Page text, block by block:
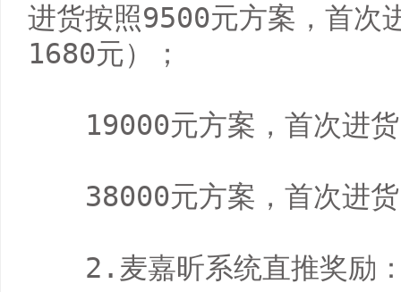
进货按照9500元方案，首
1680元）；
19000元方案，首次进货
38000元方案，首次进货
2.麦嘉昕系统直推奖励